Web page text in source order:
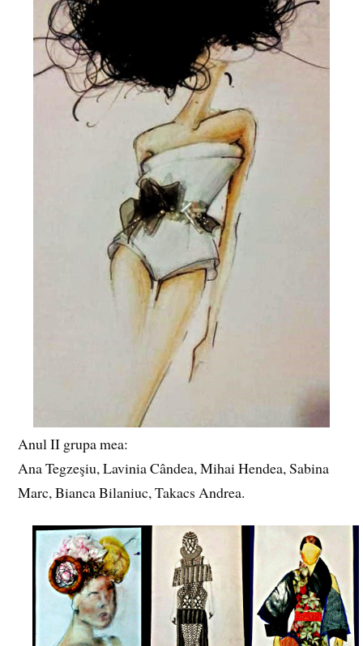
Anul II grupa mea:
Ana Tegzeşiu, Lavinia Cândea, Mihai Hendea, Sabina
Marc, Bianca Bilaniuc, Takacs Andrea.